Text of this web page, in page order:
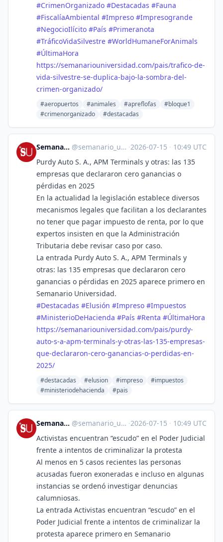
#CrimenOrganizado #Destacadas #Fauna
#FiscalíaAmbiental #Impreso #Impresogrande
#NegocioIlícito #País #Primeranota
#TráficoVidaSilvestre #WorldHumaneForAnimals
#ÚltimaHora
https://semanariouniversidad.com/pais/trafico-de-
vida-silvestre-se-duplica-bajo-la-sombra-del-
crimen-organizado/
#aeropuertos #animales #apreflofas
#bloque1
#crimenorganizado
#destacadas
Semanario Universidad @semanario_universidad@bots.fedi.cr ·2026-07-15 · 10:49 UTC
Purdy Auto S. A., APM Terminals y otras: las 135
empresas que declararon cero ganancias o
pérdidas en 2025
En la actualidad la legislación establece diversos
mecanismos legales que facilitan a los declarantes
no tener que pagar impuesto de renta, por lo que
expertos insisten en que la Administración
Tributaria debe revisar caso por caso.
La entrada Purdy Auto S. A., APM Terminals y
otras: las 135 empresas que declararon cero
ganancias o pérdidas en 2025 aparece primero en
Semanario Universidad.
#Destacadas #Elusión #Impreso #Impuestos
#MinisterioDeHacienda #País #Renta #ÚltimaHora
https://semanariouniversidad.com/pais/purdy-
auto-s-a-apm-terminals-y-otras-las-135-empresas-
que-declararon-cero-ganancias-o-perdidas-en-
2025/
#destacadas #elusion #impreso
#impuestos
#ministeriodehacienda
#pais
Semanario Universidad @semanario_universidad@bots.fedi.cr ·2026-07-15 · 10:49 UTC
Activistas encuentran “escudo” en el Poder Judicial
frente a intentos de criminalizar la protesta
Al menos en 5 casos recientes las personas
acusadas fueron exoneradas e incluso en algunas
instancias se ordenó investigar denuncias
calumniosas.
La entrada Activistas encuentran “escudo” en el
Poder Judicial frente a intentos de criminalizar la
protesta aparece primero en Semanario